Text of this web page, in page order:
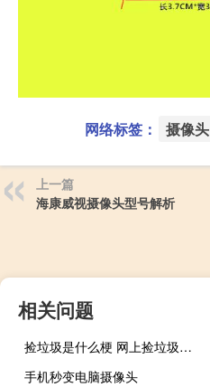
网络标签： 摄像头
上一篇
海康威视摄像头型号解析
相关问题
捡垃圾是什么梗 网上捡垃圾是什么意思什么梗
手机秒变电脑摄像头